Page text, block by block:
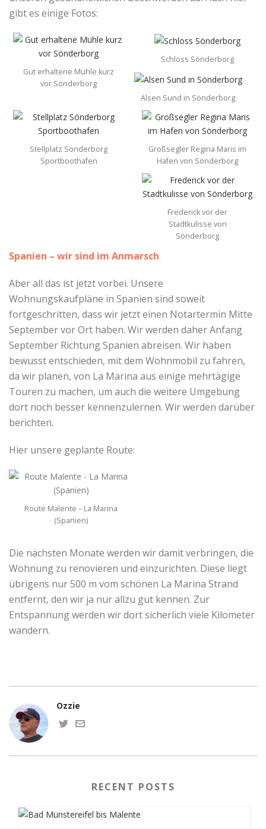
gibt es einige Fotos:
Schloss Sönderborg
Gut erhaltene Mühle kurz
vor Sönderborg
Alsen Sund in Sönderborg
Großsegler Regina Maris im
Hafen von Sönderborg
Stellplatz Sönderborg
Sportboothafen
Frederick vor der
Stadtkulisse von
Sönderborg
Spanien – wir sind im Anmarsch
Aber all das ist jetzt vorbei. Unsere
Wohnungskaufpläne in Spanien sind soweit
fortgeschritten, dass wir jetzt einen Notartermin Mitte
September vor Ort haben. Wir werden daher Anfang
September Richtung Spanien abreisen. Wir haben
bewusst entschieden, mit dem Wohnmobil zu fahren,
da wir planen, von La Marina aus einige mehrtägige
Touren zu machen, um auch die weitere Umgebung
dort noch besser kennenzulernen. Wir werden darüber
berichten.
Hier unsere geplante Route:
Route Malente – La Marina
(Spanien)
Die nächsten Monate werden wir damit verbringen, die
Wohnung zu renovieren und einzurichten. Diese liegt
übrigens nur 500 m vom schönen La Marina Strand
entfernt, den wir ja nur allzu gut kennen. Zur
Entspannung werden wir dort sicherlich viele Kilometer
wandern.
Ozzie
RECENT POSTS